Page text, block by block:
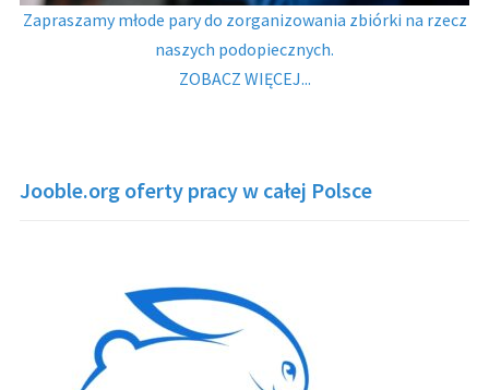
Zapraszamy młode pary do zorganizowania zbiórki na rzecz
naszych podopiecznych.
ZOBACZ WIĘCEJ...
Jooble.org oferty pracy w całej Polsce